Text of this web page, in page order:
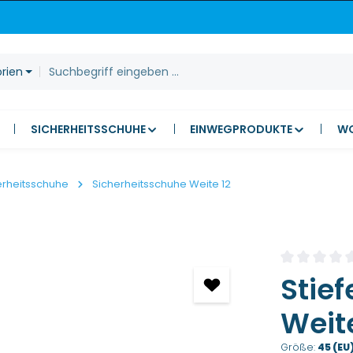
SICHERHEITSSCHUHE EINWEGPRODUKTE
Sicherheitsschuhe Weite 12
Größe: 45